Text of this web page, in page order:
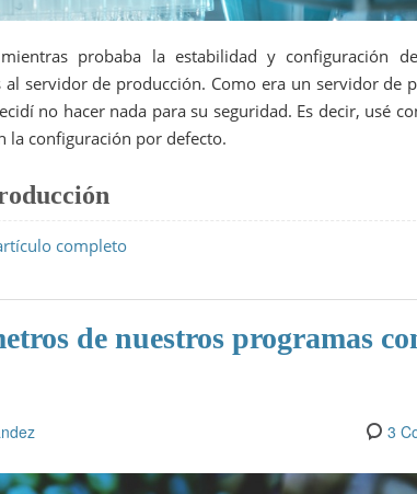
probaba la estabilidad y configuración
servidor de producción. Como era un servidor de
no hacer nada para su seguridad. Es decir, usé
la configuración por defecto.
completo
de nuestros programas
3